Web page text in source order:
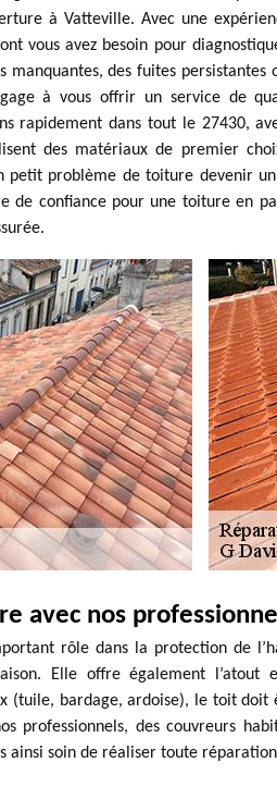
à Vatteville. Avec une
vous avez besoin pour
manquantes, des fuites persistantes
à vous offrir un service de
rapidement dans tout le 27430,
des matériaux de premier
petit problème de toiture devenir
de confiance pour une toiture en
avec nos
rôle dans la protection de
Elle offre également l’atout
(tuile, bardage, ardoise), le toit
professionnels, des couvreurs
ainsi soin de réaliser toute